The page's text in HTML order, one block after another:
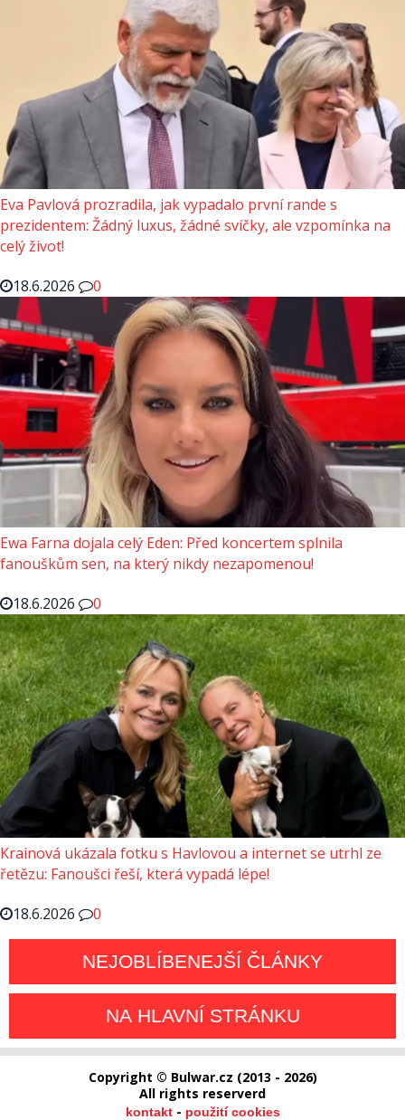
Eva Pavlová prozradila, jak vypadalo první rande s
prezidentem: Žádný luxus, žádné svíčky, ale vzpomínka na
celý život!
18.6.2026
0
Ewa Farna dojala celý Eden: Před koncertem splnila
fanouškům sen, na který nikdy nezapomenou!
18.6.2026
0
Krainová ukázala fotku s Havlovou a internet se utrhl ze
řetězu: Fanoušci řeší, která vypadá lépe!
18.6.2026
0
NEJOBLÍBENEJŠÍ ČLÁNKY
NA HLAVNÍ STRÁNKU
Copyright © Bulwar.cz (2013 - 2026)
All rights reserverd
kontakt- použití cookies